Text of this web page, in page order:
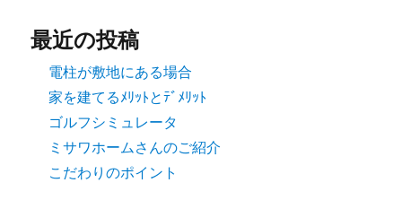
最近の投稿
電柱が敷地にある場合
家を建てるﾒﾘｯﾄとﾃﾞﾒﾘｯﾄ
ゴルフシミュレータ
ミサワホームさんのご紹介
こだわりのポイント